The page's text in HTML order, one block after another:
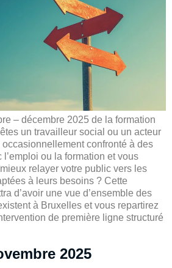
– décembre 2025 de la formation
un travailleur social ou un acteur
confronté à des
ou la formation et vous
relayer votre public vers les
à leurs besoins ? Cette
d’avoir une vue d’ensemble des
à Bruxelles et vous repartirez
de première ligne structuré
2025